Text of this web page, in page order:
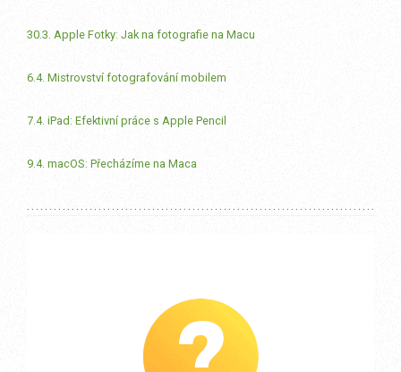
30.3. Apple Fotky: Jak na fotografie na Macu
6.4. Mistrovství fotografování mobilem
7.4. iPad: Efektivní práce s Apple Pencil
9.4. macOS: Přecházíme na Maca